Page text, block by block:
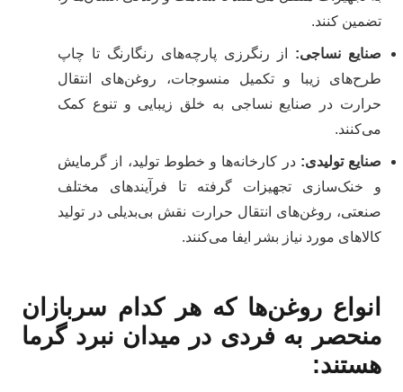
تضمین کنند.
صنایع نساجی: از رنگرزی پارچه‌های رنگارنگ تا چاپ
طرح‌های زیبا و تکمیل منسوجات، روغن‌های انتقال
حرارت در صنایع نساجی به خلق زیبایی و تنوع کمک
می‌کنند.
صنایع تولیدی: در کارخانه‌ها و خطوط تولید، از گرمایش
و خنک‌سازی تجهیزات گرفته تا فرآیندهای مختلف
صنعتی، روغن‌های انتقال حرارت نقش بی‌بدیلی در تولید
کالاهای مورد نیاز بشر ایفا می‌کنند.
انواع روغن‌ها که هر کدام سربازان
منحصر به فردی در میدان نبرد گرما
هستند: